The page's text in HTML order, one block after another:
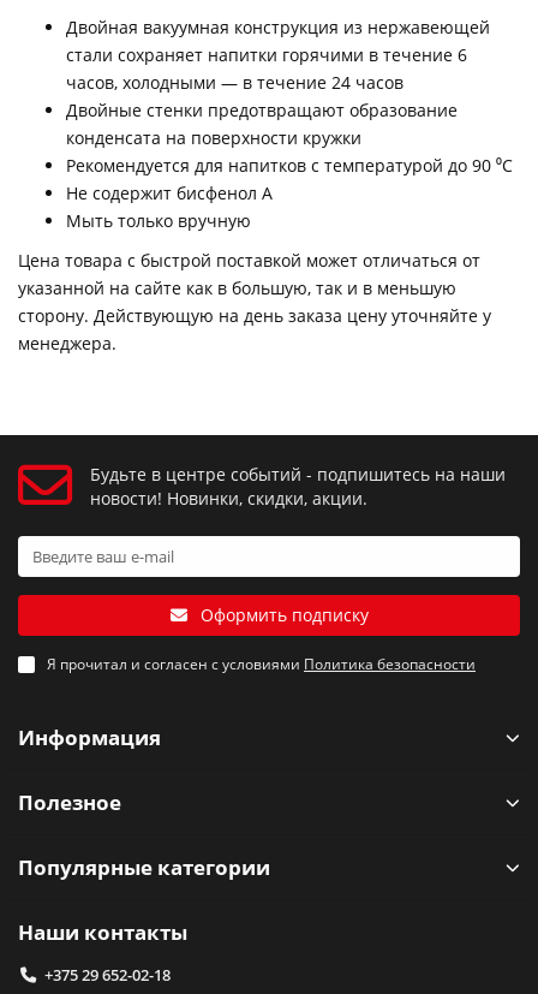
Двойная вакуумная конструкция из нержавеющей
стали сохраняет напитки горячими в течение 6
часов, холодными — в течение 24 часов
Двойные стенки предотвращают образование
конденсата на поверхности кружки
Рекомендуется для напитков с температурой до 90 ⁰C
Не содержит бисфенол А
Мыть только вручную
Цена товара с быстрой поставкой может отличаться от
указанной на сайте как в большую, так и в меньшую
сторону. Действующую на день заказа цену уточняйте у
менеджера.
Будьте в центре событий - подпишитесь на наши
новости! Новинки, скидки, акции.
Оформить подписку
Я прочитал и согласен с условиями Политика безопасности
Информация
Полезное
Популярные категории
Наши контакты
+375 29 652-02-18